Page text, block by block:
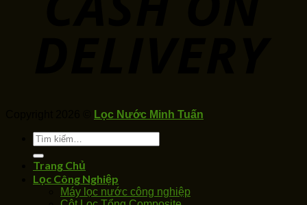
Lọc Nước Minh Tuấn
Tìm
kiếm:
Trang Chủ
Lọc Công Nghiệp
Máy lọc nước công nghiệp